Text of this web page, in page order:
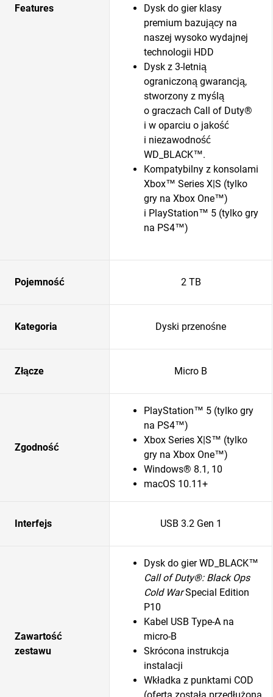
Features
Dysk do gier klasy
premium bazujący na
naszej wysoko wydajnej
technologii HDD
Dysk z 3-letnią
ograniczoną gwarancją,
stworzony z myślą
o graczach Call of Duty®
i w oparciu o jakość
i niezawodność
WD_BLACK™.
Kompatybilny z konsolami
Xbox™ Series X|S (tylko
gry na Xbox One™)
i PlayStation™ 5 (tylko gry
na PS4™)
Pojemność 2 TB
Kategoria Dyski przenośne
Złącze Micro B
Zgodność
PlayStation™ 5 (tylko gry
na PS4™)
Xbox Series X|S™ (tylko
gry na Xbox One™)
Windows® 8.1, 10
macOS 10.11+
Interfejs USB 3.2 Gen 1
Zawartość
zestawu
Dysk do gier WD_BLACK™
Call of Duty®: Black Ops
Cold WarSpecial Edition
P10
Kabel USB Type-A na
micro-B
Skrócona instrukcja
instalacji
Wkładka z punktami COD